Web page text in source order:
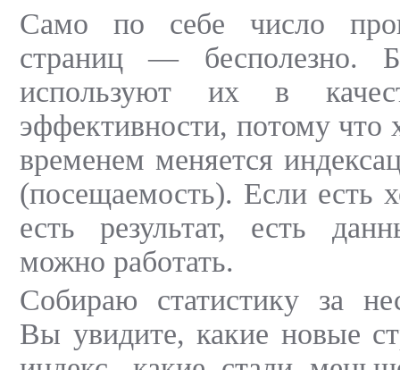
Само по себе число
страниц — бесполезно.
используют их в
эффективности, потому что
временем меняется
(посещаемость). Если есть
есть результат, есть
можно работать.
Собираю статистику за
Вы увидите, какие новые